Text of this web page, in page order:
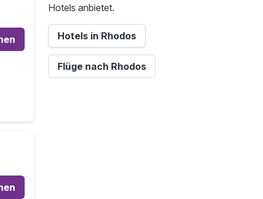
Hotels anbietet.
Hotels in Rhodos
Flüge nach Rhodos